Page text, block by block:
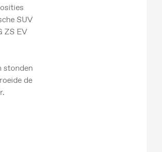
SUV
ZS EV
stonden
de